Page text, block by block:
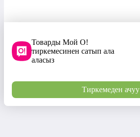
Товарды Мой О!
тиркемесинен сатып ала
аласыз
Тиркемеден ачуу